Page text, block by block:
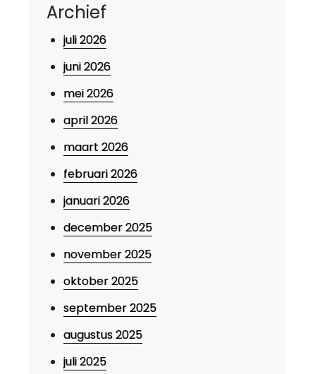
Archief
juli 2026
juni 2026
mei 2026
april 2026
maart 2026
februari 2026
januari 2026
december 2025
november 2025
oktober 2025
september 2025
augustus 2025
juli 2025